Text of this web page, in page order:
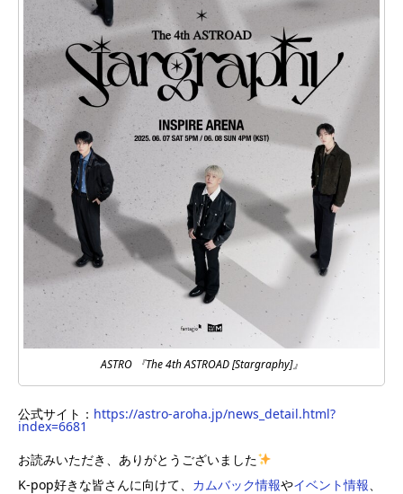
ASTRO 『The 4th ASTROAD [Stargraphy]』
公式サイト： https://astro-aroha.jp/news_detail.html?
index=6681
お読みいただき、ありがとうございました
K-pop好きな皆さんに向けて、 カムバック情報やイベント情報、